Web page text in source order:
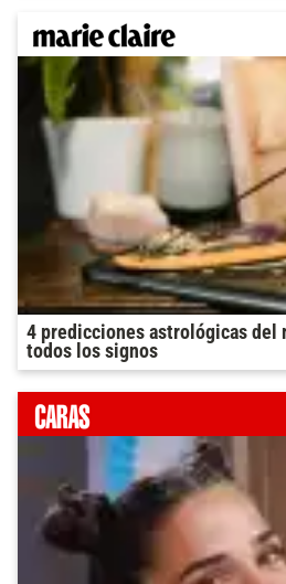
4 predicciones astrológicas del
todos los signos